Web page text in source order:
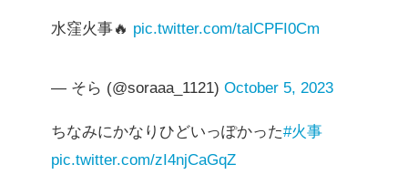
水窪火事🔥 pic.twitter.com/talCPFI0Cm
— そら (@soraaa_1121) October 5, 2023
ちなみにかなりひどいっぽかった#火事
pic.twitter.com/zI4njCaGqZ